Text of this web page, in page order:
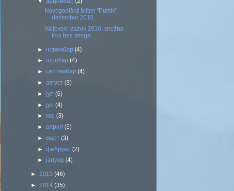
Novogodišnji bilten "Putnik",
decembar 2016.
Valjevski izazov 2016: snežna
trka bez snega
► новембар(4)
►октобар(4)
►септембар(4)
►август(3)
►јул(6)
►јун(4)
► мај(3)
►април(5)
► март(3)
►фебруар(2)
►јануар(4)
► 2015 (46)
► 2014 (35)